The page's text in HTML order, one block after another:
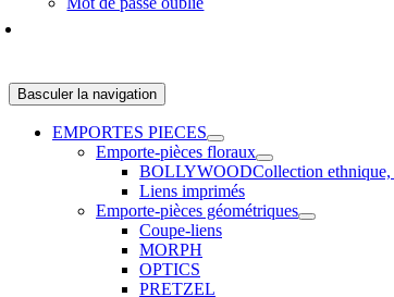
Basculer la navigation
EMPORTES PIECES
Emporte-pièces floraux
BOLLYWOODCollection ethnique,
Liens imprimés
Emporte-pièces géométriques
Coupe-liens
MORPH
OPTICS
PRETZEL